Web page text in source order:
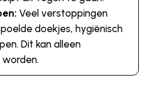
Veel verstoppingen
doekjes, hygiënisch
Dit kan alleen